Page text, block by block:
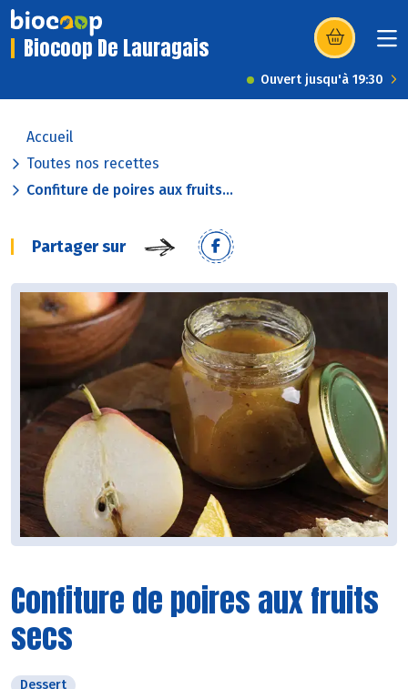
Biocoop De Lauragais (s’ouvre dans
Ouvert jusqu'à 19:30
Accueil
Toutes nos recettes
Confiture de poires aux fruits...
Partager sur
Confiture de poires aux fruits
secs
Dessert